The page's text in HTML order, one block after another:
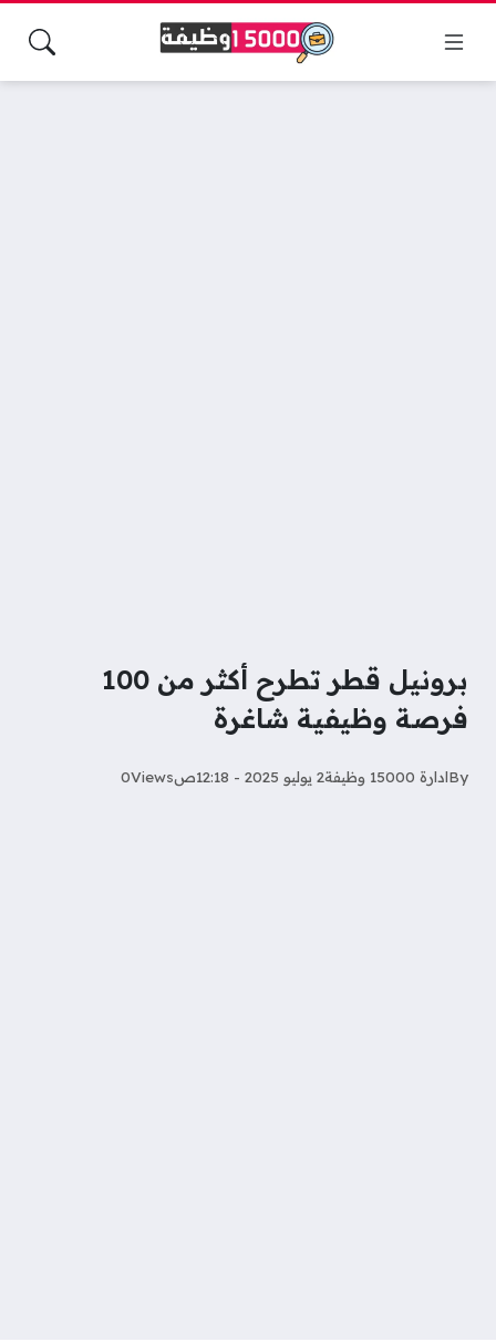
برونيل قطر تطرح أكثر من 100
فرصة وظيفية شاغرة
Byادارة 15000 وظيفة 2 يوليو 2025 - 12:18ص Views
0